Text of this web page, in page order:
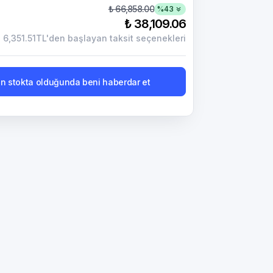
₺ 66,858.00 %43
₺ 38,109.06
6,351.51TL'den başlayan taksit seçenekleri
stokta olduğunda beni haberdar et